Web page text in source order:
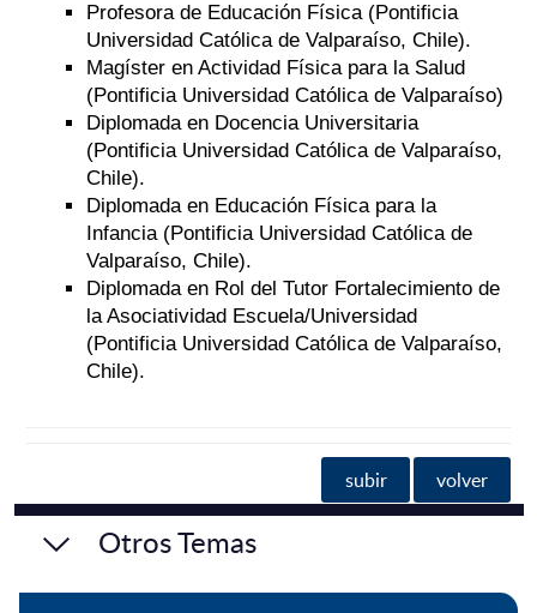
Profesora de Educación Física (Pontificia
Universidad Católica de Valparaíso, Chile).
Magíster en Actividad Física para la Salud
(Pontificia Universidad Católica de Valparaíso)
Diplomada en Docencia Universitaria
(Pontificia Universidad Católica de Valparaíso,
Chile).
Diplomada en Educación Física para la
Infancia (Pontificia Universidad Católica de
Valparaíso, Chile).
Diplomada en Rol del Tutor Fortalecimiento de
la Asociatividad Escuela/Universidad
(Pontificia Universidad Católica de Valparaíso,
Chile).
subir volver
Otros Temas